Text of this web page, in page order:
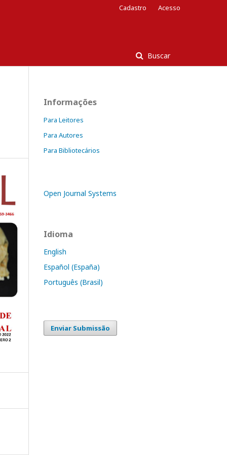
Buscar
Cadastro Acesso
Informações
Para Leitores
Para Autores
Para Bibliotecários
Open Journal Systems
Idioma
English
Español (España)
Português (Brasil)
Enviar Submissão